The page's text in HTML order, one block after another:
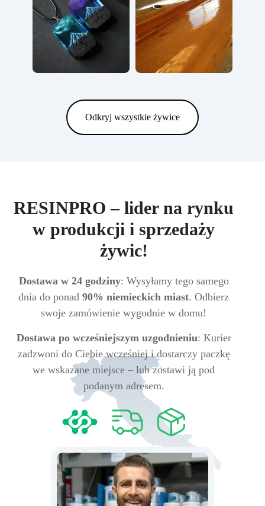
Odkryj wszystkie żywice
RESINPRO – lider na rynku
w produkcji i sprzedaży
żywic!
Dostawa w 24 godziny: Wysyłamy tego samego
dnia do ponad 90% niemieckich miast. Odbierz
swoje zamówienie wygodnie w domu!
Dostawa po wcześniejszym uzgodnieniu: Kurier
zadzwoni do Ciebie wcześniej i dostarczy paczkę
we wskazane miejsce – lub zostawi ją pod
podanym adresem.